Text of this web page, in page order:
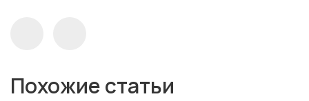
Похожие статьи